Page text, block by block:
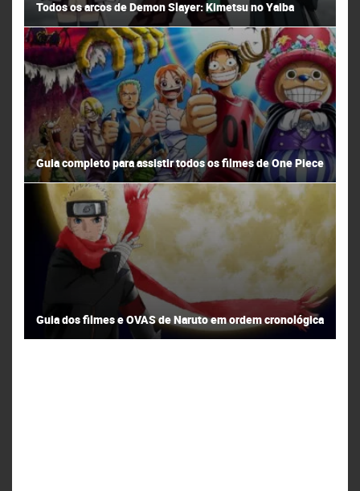
Todos os arcos de Demon Slayer: Kimetsu no Yaiba
Guia completo para assistir todos os filmes de One Piece
Guia dos filmes e OVAS de Naruto em ordem cronológica